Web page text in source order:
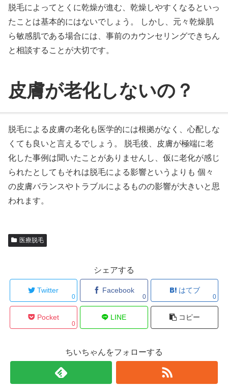
脱毛によってとくに乾燥が進む、乾燥しやすくなるといっ
たことは基本的にはないでしょう。 しかし、元々乾燥肌
ら敏感肌である場合には、事前のカウンセリングできちん
と相談することが大切です。
皮膚が老化しないの？
脱毛による皮膚の老化も医学的には根拠がなく、心配しな
くても良いと言えるでしょう。 脱毛後、皮膚が極端に老
化した事例は聞いたことがありませんし、仮に老化が感じ
られたとしてもそれは脱毛による影響というよりも 個々
の皮膚バランスやトラブルによるものの影響が大きいと思
われます。
医療脱毛
シェアする
Twitter
0
Facebook
0
はてブ
0
Pocket
0
LINE コピー
ちいちゃんをフォローする